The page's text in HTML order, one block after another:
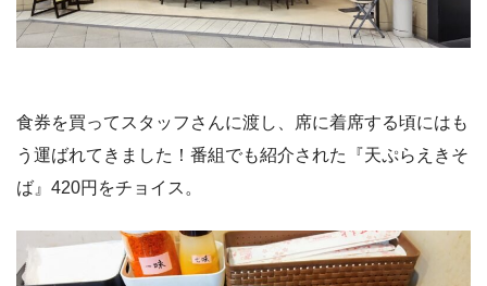
食券を買ってスタッフさんに渡し、席に着席する頃にはも
う運ばれてきました！番組でも紹介された『天ぷらえきそ
ば』420円をチョイス。